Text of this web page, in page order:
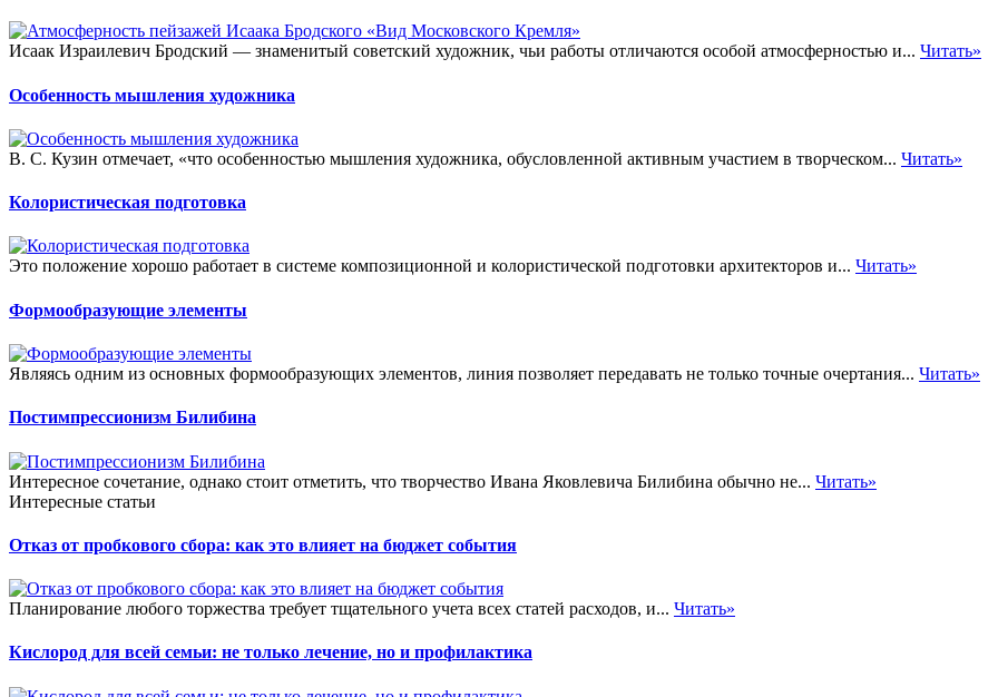
Исаак Израилевич Бродский — знаменитый советский художник, чьи работы отличаются особой атмосферностью и... Читать»
Особенность мышления художника
В. С. Кузин отмечает, «что особенностью мышления художника, обусловленной активным участием в творческом... Читать»
Колористическая подготовка
Это положение хорошо работает в системе композиционной и колористической подготовки архитекторов и... Читать»
Формообразующие элементы
Являясь одним из основных формообразующих элементов, линия позволяет передавать не только точные очертания... Читать»
Постимпрессионизм Билибина
Интересное сочетание, однако стоит отметить, что творчество Ивана Яковлевича Билибина обычно не... Читать»
Интересные статьи
Отказ от пробкового сбора: как это влияет на бюджет события
Планирование любого торжества требует тщательного учета всех статей расходов, и... Читать»
Кислород для всей семьи: не только лечение, но и профилактика